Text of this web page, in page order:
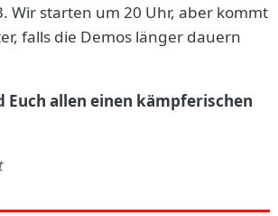
Wir starten um 20 Uhr, aber kommt
falls die Demos länger dauern
Euch allen einen kämpferischen